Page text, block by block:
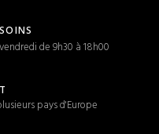
de 9h30 à 18h00
pays d'Europe